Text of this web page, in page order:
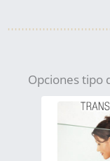
Opciones tipo